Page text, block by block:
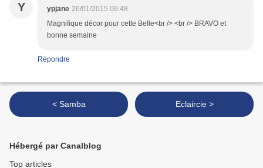
Y ypjane 26/01/2015 06:48
Magnifique décor pour cette Belle<br /> <br /> BRAVO et
bonne semaine
Répondre
< Samba Eclaircie >
Hébergé par Canalblog
Top articles